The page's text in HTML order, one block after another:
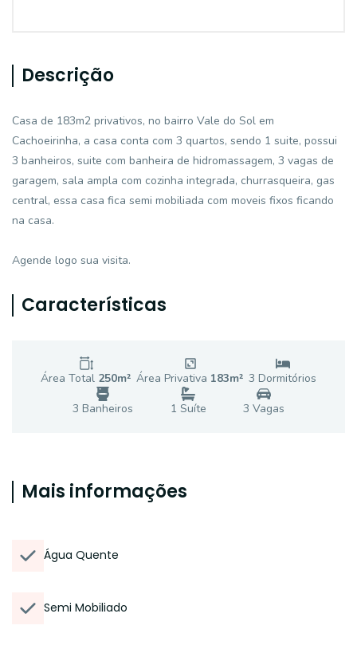
Descrição
Casa de 183m2 privativos, no bairro Vale do Sol em
Cachoeirinha, a casa conta com 3 quartos, sendo 1 suite, possui
3 banheiros, suite com banheira de hidromassagem, 3 vagas de
garagem, sala ampla com cozinha integrada, churrasqueira, gas
central, essa casa fica semi mobiliada com moveis fixos ficando
na casa.
Agende logo sua visita.
Características
Área Total 250m² Área Privativa 183m² 3 Dormitórios
3 Banheiros 1 Suíte 3 Vagas
Mais informações
Água Quente
Semi Mobiliado